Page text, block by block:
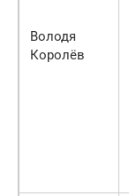
Володя
Королёв